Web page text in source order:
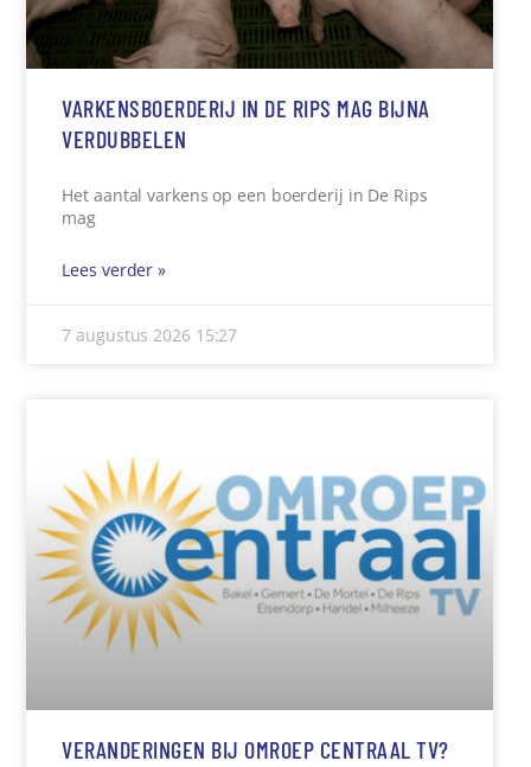
VARKENSBOERDERIJ IN DE RIPS MAG BIJNA
VERDUBBELEN
Het aantal varkens op een boerderij in De Rips
mag
Lees verder »
7 augustus 2026 15:27
VERANDERINGEN BIJ OMROEP CENTRAAL TV?